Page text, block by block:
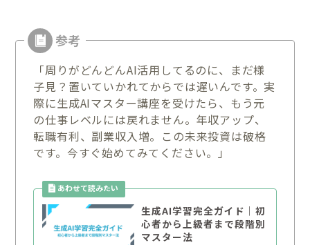
「周りがどんどんAI活用してるのに、まだ様
子見？置いていかれてからでは遅いんです。実
際に生成AIマスター講座を受けたら、もう元
の仕事レベルには戻れません。年収アップ、
転職有利、副業収入増。この未来投資は破格
です。今すぐ始めてみてください。」
生成AI学習完全ガイド｜初
心者から上級者まで段階別
マスター法